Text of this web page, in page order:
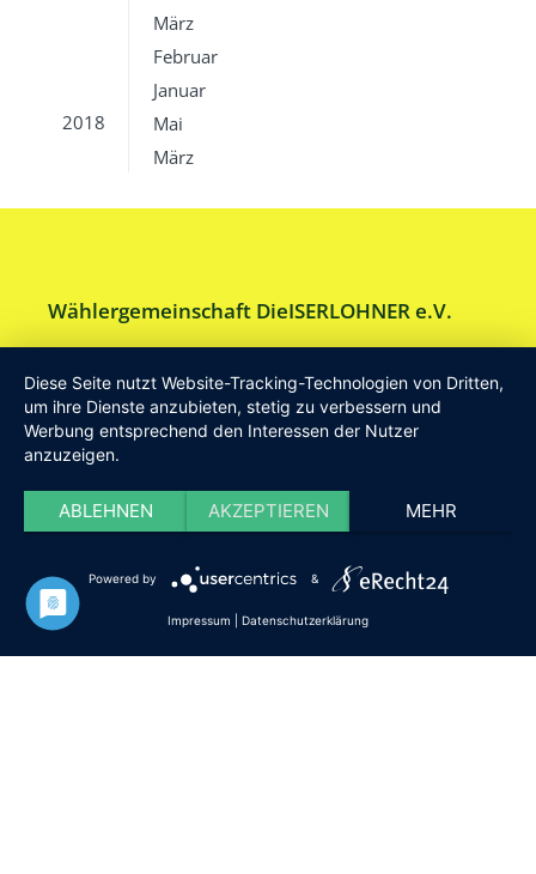
März
Februar
Januar
2018
Mai
März
Wählergemeinschaft DieISERLOHNER e.V.
Tel:Geschäftsstelle 02371-9748599
E-Mail:info [at] DieISERLOHNER.de
Website:
Haftung
Datenschutz Satzung Impressum
Diese Seite nutzt Website-Tracking-Technologien von Dritten,
um ihre Dienste anzubieten, stetig zu verbessern und
Werbung entsprechend den Interessen der Nutzer
anzuzeigen.
ABLEHNEN AKZEPTIEREN MEHR
Powered by &
Impressum Datenschutzerklärung